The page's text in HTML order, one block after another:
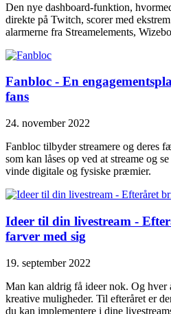
Den nye dashboard-funktion,
direkte på Twitch, scorer med
alarmerne fra Streamelements,
Fanbloc - En
fans
24. november 2022
Fanbloc tilbyder streamere og deres
som kan låses op ved at streame og
vinde digitale og fysiske præmier.
Ideer til din livestream -
farver med sig
19. september 2022
Man kan aldrig få ideer nok. Og hver
kreative muligheder. Til efteråret er
du kan implementere i dine